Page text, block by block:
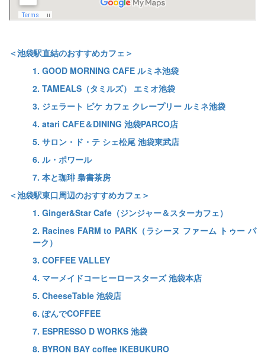
＜池袋駅直結のおすすめカフェ＞
1. GOOD MORNING CAFE ルミネ池袋
2. TAMEALS（タミルズ） エミオ池袋
3. ジェラート ピケ カフェ クレープリー ルミネ池袋
4. atari CAFE＆DINING 池袋PARCO店
5. サロン・ド・テ シェ松尾 池袋東武店
6. ル・ポワール
7. 本と珈琲 梟書茶房
＜池袋駅東口周辺のおすすめカフェ＞
1. Ginger&Star Cafe（ジンジャー＆スターカフェ）
2. Racines FARM to PARK（ラシーヌ ファーム トゥー パ
ーク）
3. COFFEE VALLEY
4. マーメイドコーヒーロースターズ 池袋本店
5. CheeseTable 池袋店
6. ぽんでCOFFEE
7. ESPRESSO D WORKS 池袋
8. BYRON BAY coffee IKEBUKURO